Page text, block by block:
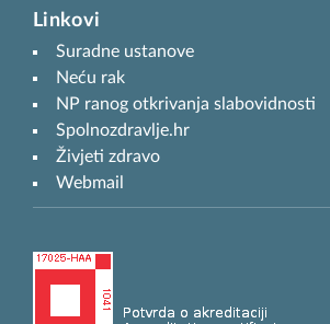
Linkovi
Suradne ustanove
Neću rak
NP ranog otkrivanja slabovidnosti
Spolnozdravlje.hr
Živjeti zdravo
Webmail